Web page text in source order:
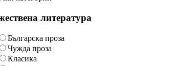
литература
Българска проза
Чужда проза
Класика